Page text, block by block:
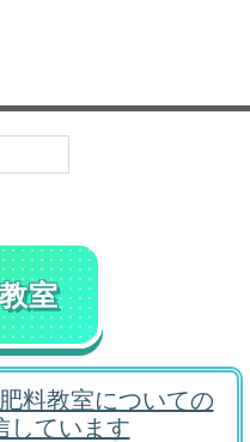
室
料教室についての
しています